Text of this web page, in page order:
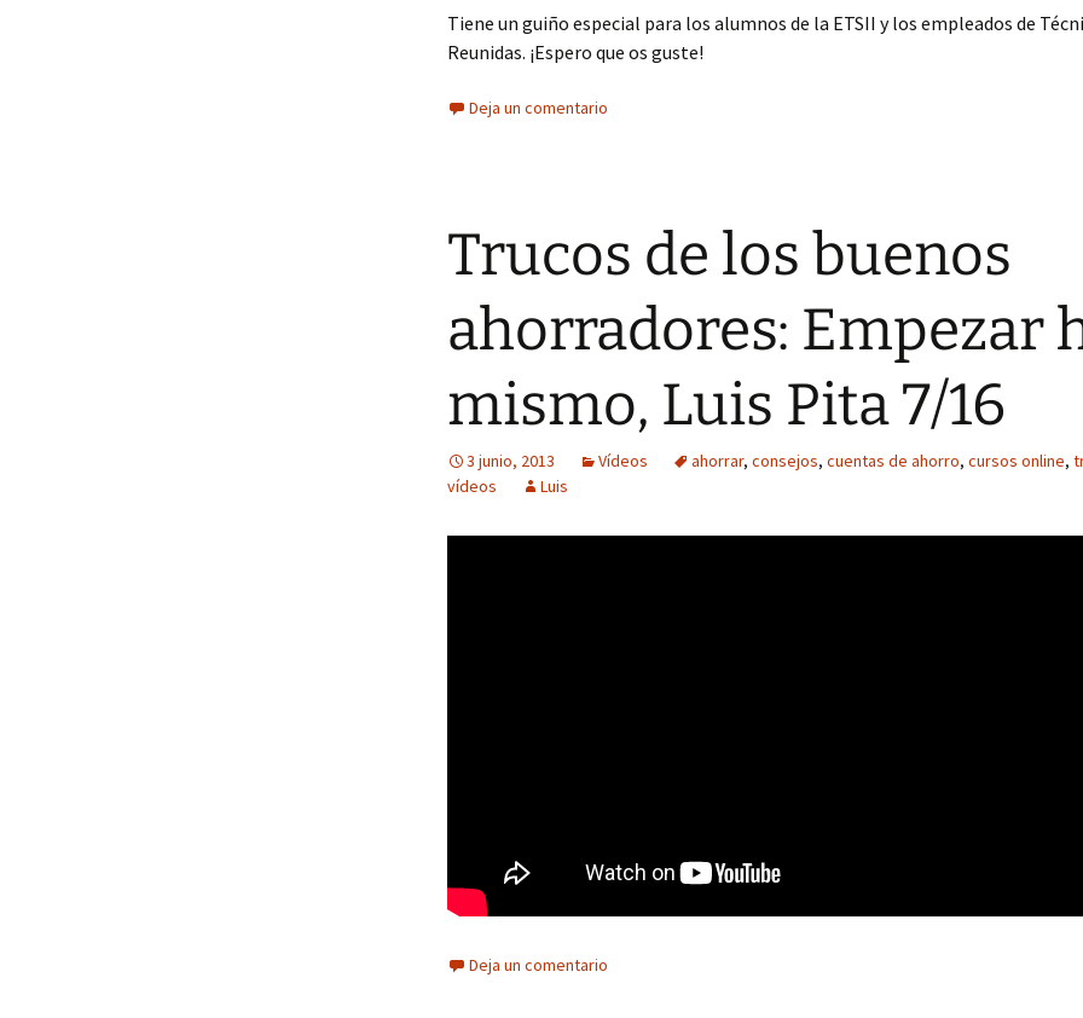
Tiene un guiño especial para los alumnos de la ETSII y los empleados de
Reunidas. ¡Espero que os guste!
Deja un comentario
Trucos de los buenos
ahorradores: Empezar
mismo, Luis Pita 7/16
3 junio, 2013 Vídeos ahorrar, consejos, cuentas de ahorro, cursos online,
vídeos
Luis
Deja un comentario